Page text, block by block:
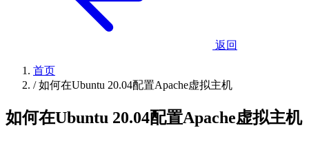
返回
首页
/ 如何在Ubuntu 20.04配置Apache虚拟主机
如何在Ubuntu 20.04配置Apache虚拟主机